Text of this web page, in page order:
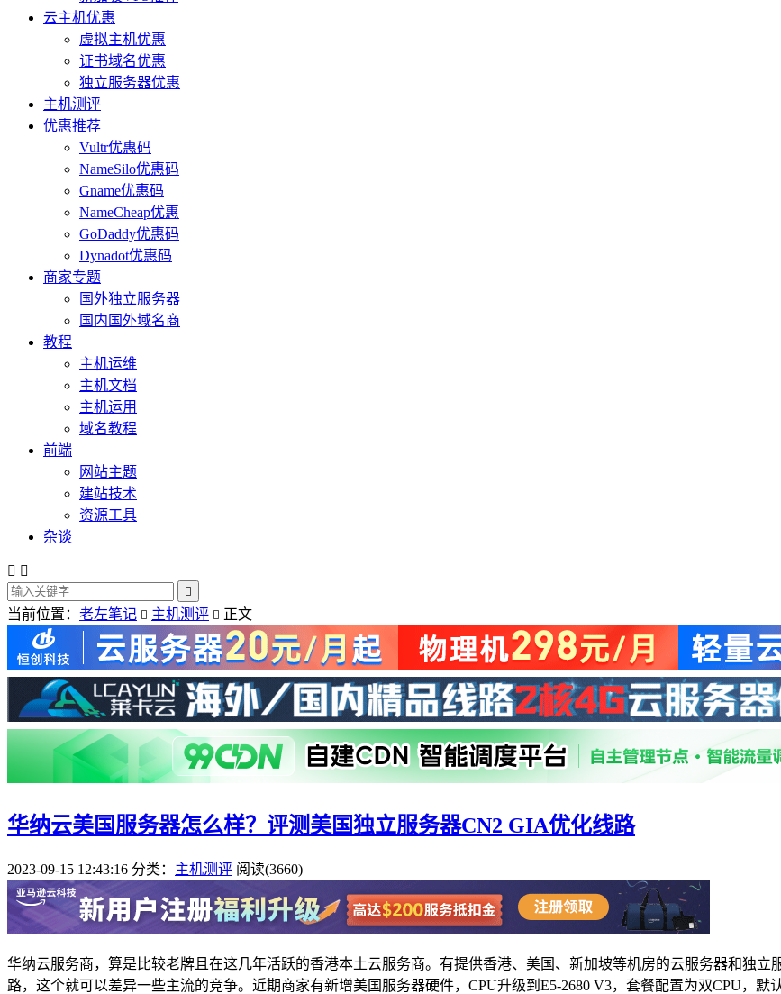
云主机优惠
虚拟主机优惠
证书域名优惠
独立服务器优惠
主机测评
优惠推荐
Vultr优惠码
NameSilo优惠码
Gname优惠码
NameCheap优惠
GoDaddy优惠码
Dynadot优惠码
商家专题
国外独立服务器
国内国外域名商
教程
主机运维
主机文档
主机运用
域名教程
前端
网站主题
建站技术
资源工具
杂谈
 

当前位置： 老左笔记  主机测评  正文
华纳云美国服务器怎么样？评测美国独立服务器CN2 GIA优化线路
2023-09-15 12:43:16 分类： 主机测评 阅读(3660)
华纳云服务商，算是比较老牌且在这几年活跃的香港本土云服务商。有提供香港、美国、新加坡等机房的云服务器和独
路，这个就可以差异一些主流的竞争。近期商家有新增美国服务器硬件，CPU升级到E5-2680 V3，套餐配置为双CPU，默